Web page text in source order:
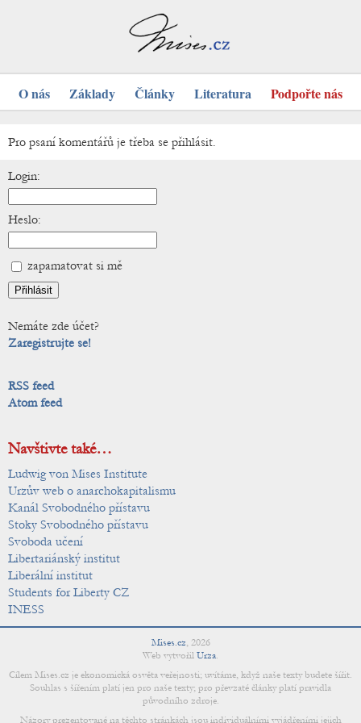
O nás Základy Články Literatura Podpořte nás
Pro psaní komentářů je třeba se přihlásit.
Login:
Heslo:
zapamatovat si mě
Nemáte zde účet?
Zaregistrujte se!
RSS feed
Atom feed
Navštivte také…
Ludwig von Mises Institute
Urzův web o anarchokapitalismu
Kanál Svobodného přístavu
Stoky Svobodného přístavu
Svoboda učení
Libertariánský institut
Liberální institut
Students for Liberty CZ
INESS
Mises.cz, 2026
Web vytvořil Urza.
Cílem Mises.cz je ekonomická osvěta veřejnosti; uvítáme, když naše texty budete šířit.
Souhlas s šířením platí jen pro naše texty; pro převzaté články platí pravidla
původního zdroje.
Názory prezentované na těchto stránkách jsou individuálními vyjádřeními jejich